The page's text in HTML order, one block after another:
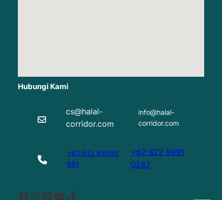
Hubungi Kami
cs@halal-
corridor.com
info@halal-
corridor.com
+62 822 45000
991
+62 822 9991
0282
Facebook Instagram LinkedIn YouTube TikTok